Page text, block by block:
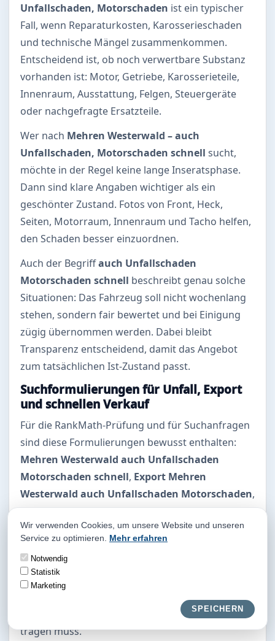
Unfallschaden, Motorschaden ist ein typischer
Fall, wenn Reparaturkosten, Karosserieschaden
und technische Mängel zusammenkommen.
Entscheidend ist, ob noch verwertbare Substanz
vorhanden ist: Motor, Getriebe, Karosserieteile,
Innenraum, Ausstattung, Felgen, Steuergeräte
oder nachgefragte Ersatzteile.
Wer nach Mehren Westerwald – auch
Unfallschaden, Motorschaden schnell sucht,
möchte in der Regel keine lange Inseratsphase.
Dann sind klare Angaben wichtiger als ein
geschönter Zustand. Fotos von Front, Heck,
Seiten, Motorraum, Innenraum und Tacho helfen,
den Schaden besser einzuordnen.
Auch der Begriffauch Unfallschaden
Motorschaden schnell beschreibt genau solche
Situationen: Das Fahrzeug soll nicht wochenlang
stehen, sondern fair bewertet und bei Einigung
zügig übernommen werden. Dabei bleibt
Transparenz entscheidend, damit das Angebot
zum tatsächlichen Ist-Zustand passt.
Suchformulierungen für Unfall, Export
und schnellen Verkauf
Für die RankMath-Prüfung und für Suchanfragen
sind diese Formulierungen bewusst enthalten:
Mehren Westerwald auch Unfallschaden
Motorschaden schnell, Export Mehren
Westerwald auch Unfallschaden Motorschaden,
auch Unfallschaden Motorschaden schnell
sicher,Unfallschaden Motorschaden schnell
sicher fairundAuto Export Mehren Westerwald
auch Unfallschaden
eine schnelle Bewertung, transparente Prüfung
und einen fairen Verkauf im Ist-Zustand, ohne
dass der Halter vorher weitere Reparaturkosten
tragen muss.
Wir verwenden Cookies, um unsere Website und unseren
Service zu optimieren. Mehr erfahren
Notwendig
Statistik
Marketing
SPEICHERN